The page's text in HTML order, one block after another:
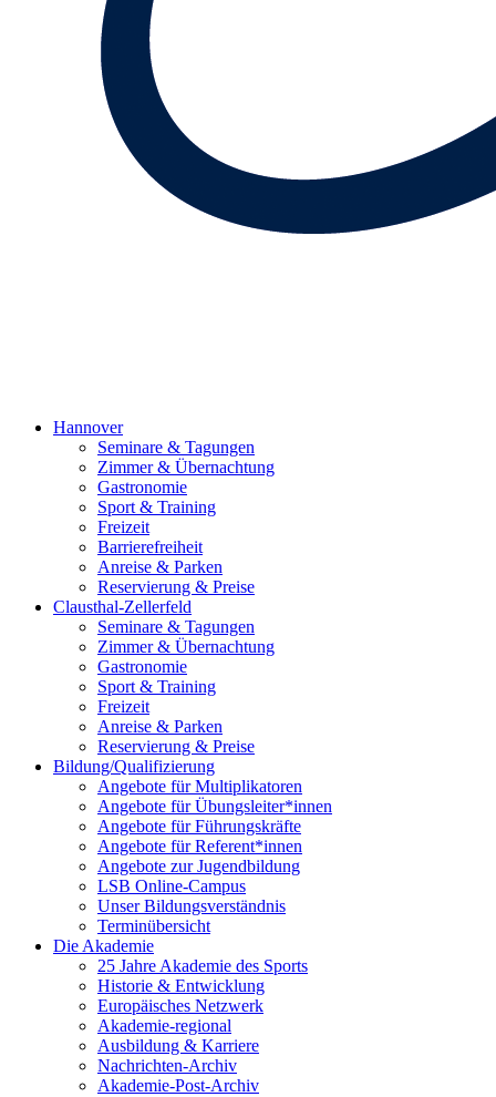
Hannover
Seminare & Tagungen
Zimmer & Übernachtung
Gastronomie
Sport & Training
Freizeit
Barrierefreiheit
Anreise & Parken
Reservierung & Preise
Clausthal-Zellerfeld
Seminare & Tagungen
Zimmer & Übernachtung
Gastronomie
Sport & Training
Freizeit
Anreise & Parken
Reservierung & Preise
Bildung/Qualifizierung
Angebote für Multiplikatoren
Angebote für Übungsleiter*innen
Angebote für Führungskräfte
Angebote für Referent*innen
Angebote zur Jugendbildung
LSB Online-Campus
Unser Bildungsverständnis
Terminübersicht
Die Akademie
25 Jahre Akademie des Sports
Historie & Entwicklung
Europäisches Netzwerk
Akademie-regional
Ausbildung & Karriere
Nachrichten-Archiv
Akademie-Post-Archiv